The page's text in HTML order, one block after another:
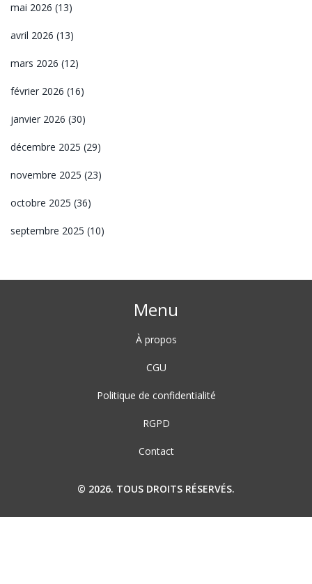
mai 2026 (13)
avril 2026 (13)
mars 2026 (12)
février 2026 (16)
janvier 2026 (30)
décembre 2025 (29)
novembre 2025 (23)
octobre 2025 (36)
septembre 2025 (10)
Menu
À propos
CGU
Politique de confidentialité
RGPD
Contact
© 2026. TOUS DROITS RÉSERVÉS.